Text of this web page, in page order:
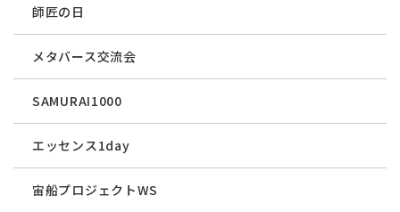
師匠の日
メタバース交流会
SAMURAI1000
エッセンス1day
宙船プロジェクトWS